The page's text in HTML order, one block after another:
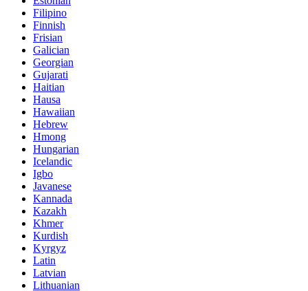
Filipino
Finnish
Frisian
Galician
Georgian
Gujarati
Haitian
Hausa
Hawaiian
Hebrew
Hmong
Hungarian
Icelandic
Igbo
Javanese
Kannada
Kazakh
Khmer
Kurdish
Kyrgyz
Latin
Latvian
Lithuanian